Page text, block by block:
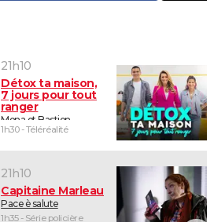
21h10
Détox ta maison,
7 jours pour tout
ranger
Mona et Bastien
1h30 - Téléréalité
21h10
Capitaine Marleau
Pace è salute
1h35 - Série policière